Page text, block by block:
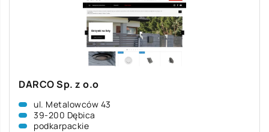
DARCO Sp. z o.o
ul. Metalowców 43
39-200 Dębica
podkarpackie